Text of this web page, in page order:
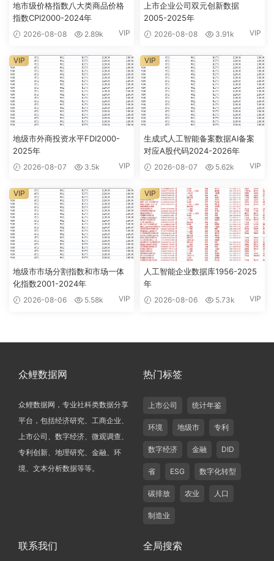
地市级价格指数八大类商品价格
指数CPI2000-2024年
2026-08-08 2.89k VIP
上市企业公司双元创新数据
2005-2025年
2026-08-08 3.91k VIP
地级市外商投资水平FDI2000-
2025年
2026-08-07 3.5k VIP
VIP
生成式人工智能备案数据AI备案
对应A股代码2024-2026年
2026-08-07 5.62k VIP
VIP
地级市市场分割指数和市场一体
化指数2001-2024年
2026-08-06 5.58k VIP
VIP
人工智能企业数据库1956-2025
年
2026-08-06 5.73k VIP
VIP
众鲤数据网
众鲤数据网，专业社科类数据分享
平台，包括经济研究、工商企业、
上市公司、数字经济、微观调查、
专利创新、地理研究、金融、环
境、文本分析数据等等。
热门标签
上市公司 统计年鉴
环境 地级市 专利
数字经济 金融 DID
省 ESG 数字化转型
碳排放 农业 人口
制造业
联系我们 全局搜索